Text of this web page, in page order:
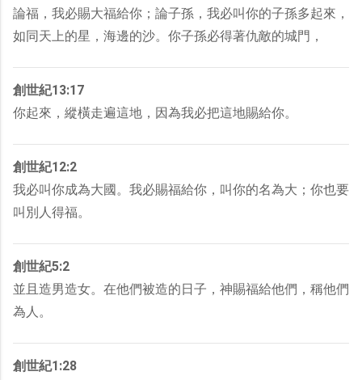
論福，我必賜大福給你；論子孫，我必叫你的子孫多起來，
如同天上的星，海邊的沙。你子孫必得著仇敵的城門，
創世紀13:17
你起來，縱橫走遍這地，因為我必把這地賜給你。
創世紀12:2
我必叫你成為大國。我必賜福給你，叫你的名為大；你也要
叫別人得福。
創世紀5:2
並且造男造女。在他們被造的日子，神賜福給他們，稱他們
為人。
創世紀1:28